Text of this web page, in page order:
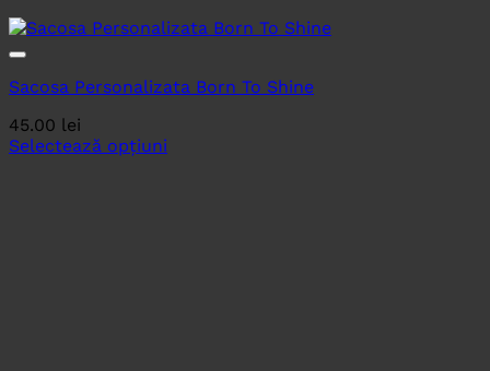
Sacosa Personalizata Born To Shine
45.00 lei
Selectează opțiuni